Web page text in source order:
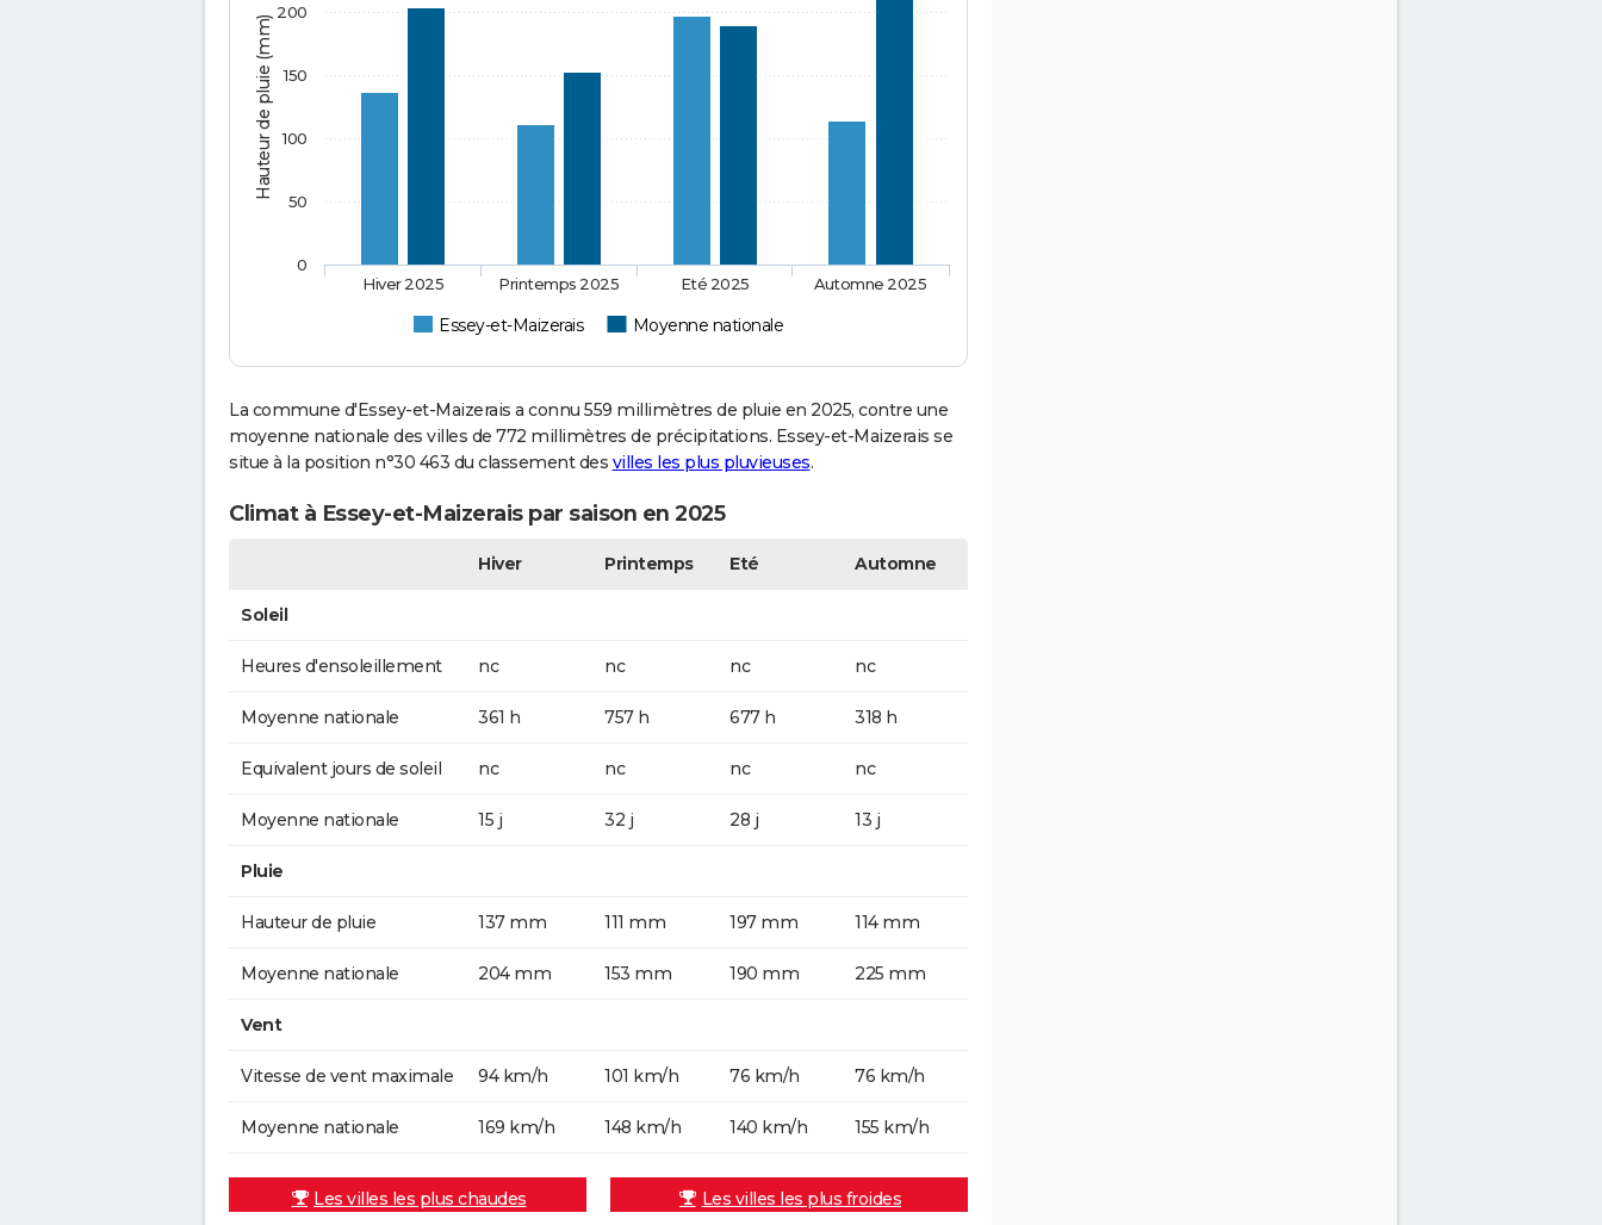
Hauteur de pluie (mm)
Essey-et-Maizerais Moyenne nationale
Hiver 2025 Printemps 2025 Eté 2025 Automne 2025
0
50
100
150
200
La commune d'Essey-et-Maizerais a connu 559 millimètres de pluie en 2025, contre une
moyenne nationale des villes de 772 millimètres de précipitations. Essey-et-Maizerais se
situe à la position n°30 463 du classement des villes les plus pluvieuses.
Climat à Essey-et-Maizerais par saison en 2025
Hiver Printemps Eté Automne
Soleil
Heures d'ensoleillement nc nc nc nc
Moyenne nationale 361 h 757 h 677 h 318 h
Equivalent jours de soleil nc nc nc nc
Moyenne nationale 15 j 32 j 28 j 13 j
Pluie
Hauteur de pluie 137 mm 111 mm 197 mm 114 mm
Moyenne nationale 204 mm 153 mm 190 mm 225 mm
Vent
Vitesse de vent maximale 94 km/h 101 km/h 76 km/h 76 km/h
Moyenne nationale 169 km/h 148 km/h 140 km/h 155 km/h
Les villes les plus chaudes Les villes les plus froides